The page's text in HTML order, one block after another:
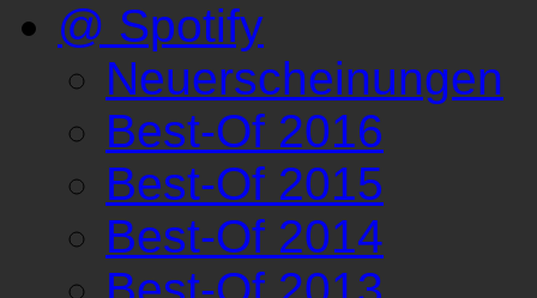
@ Spotify
Neuerscheinungen
Best-Of 2016
Best-Of 2015
Best-Of 2014